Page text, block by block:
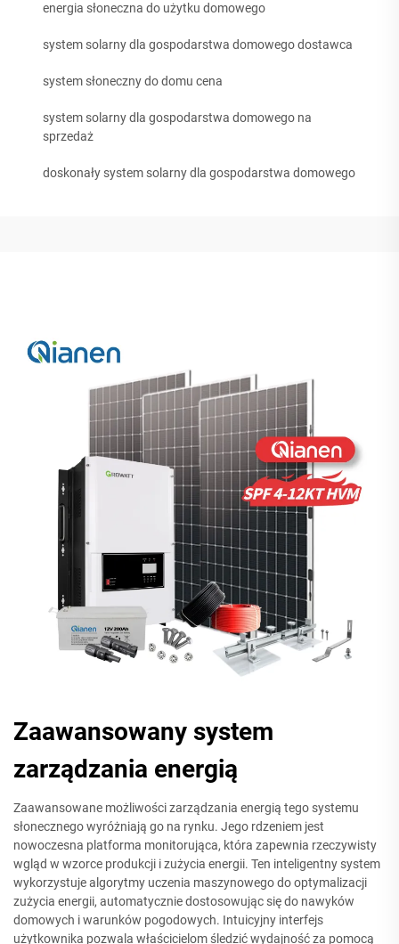
energia słoneczna do użytku domowego
system solarny dla gospodarstwa domowego dostawca
system słoneczny do domu cena
system solarny dla gospodarstwa domowego na
sprzedaż
doskonały system solarny dla gospodarstwa domowego
Zaawansowany system
zarządzania energią
Zaawansowane możliwości zarządzania energią tego systemu
słonecznego wyróżniają go na rynku. Jego rdzeniem jest
nowoczesna platforma monitorująca, która zapewnia rzeczywisty
wgląd w wzorce produkcji i zużycia energii. Ten inteligentny system
wykorzystuje algorytmy uczenia maszynowego do optymalizacji
zużycia energii, automatycznie dostosowując się do nawyków
domowych i warunków pogodowych. Intuicyjny interfejs
użytkownika pozwala właścicielom śledzić wydajność za pomocą